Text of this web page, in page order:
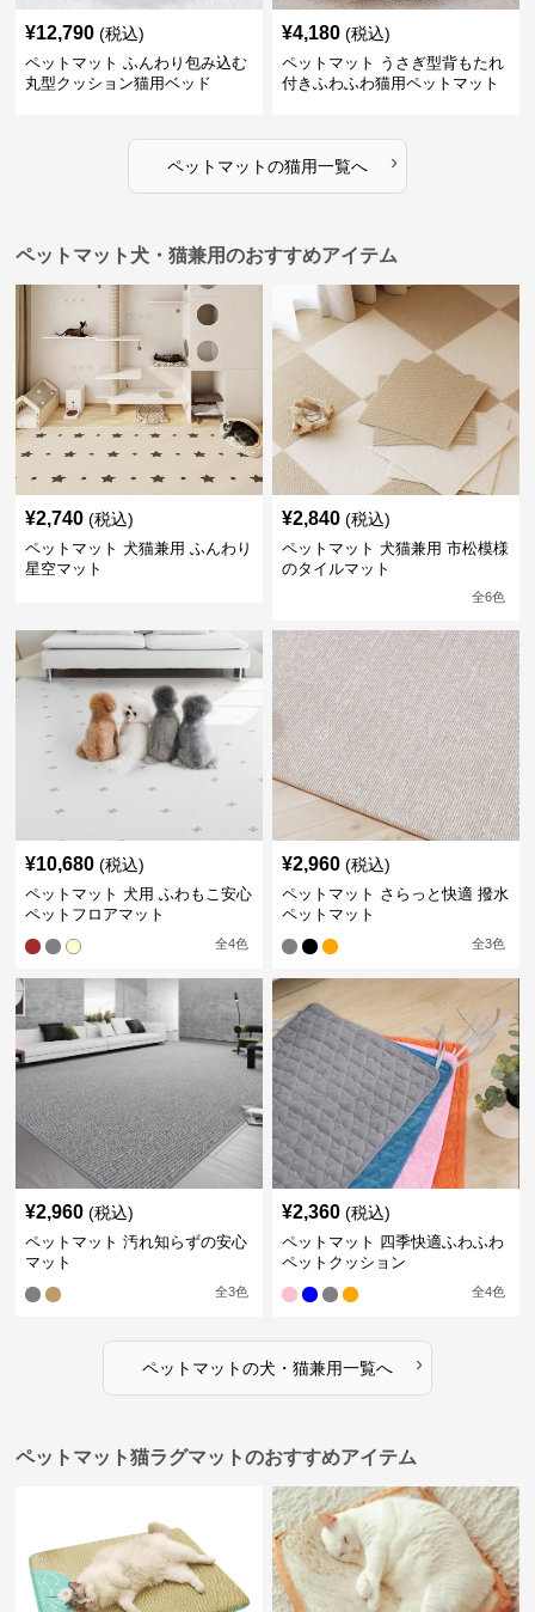
¥12,790 (税込)
ペットマット ふんわり包み込む
丸型クッション猫用ベッド
¥4,180 (税込)
ペットマット うさぎ型背もたれ
付きふわふわ猫用ペットマット
ペットマットの猫用一覧へ ›
ペットマット犬・猫兼用のおすすめアイテム
¥2,740 (税込)
ペットマット 犬猫兼用 ふんわり
星空マット
¥2,840 (税込)
ペットマット 犬猫兼用 市松模様
のタイルマット
全6色
¥10,680 (税込)
ペットマット 犬用 ふわもこ安心
ペットフロアマット
全4色
¥2,960 (税込)
ペットマット さらっと快適 撥水
ペットマット
全3色
¥2,960 (税込)
ペットマット 汚れ知らずの安心
マット
全3色
¥2,360 (税込)
ペットマット 四季快適ふわふわ
ペットクッション
全4色
ペットマットの犬・猫兼用一覧へ ›
ペットマット猫ラグマットのおすすめアイテム